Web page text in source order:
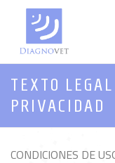
TEXTO
PRIVACIDAD
CONDICIONES DE